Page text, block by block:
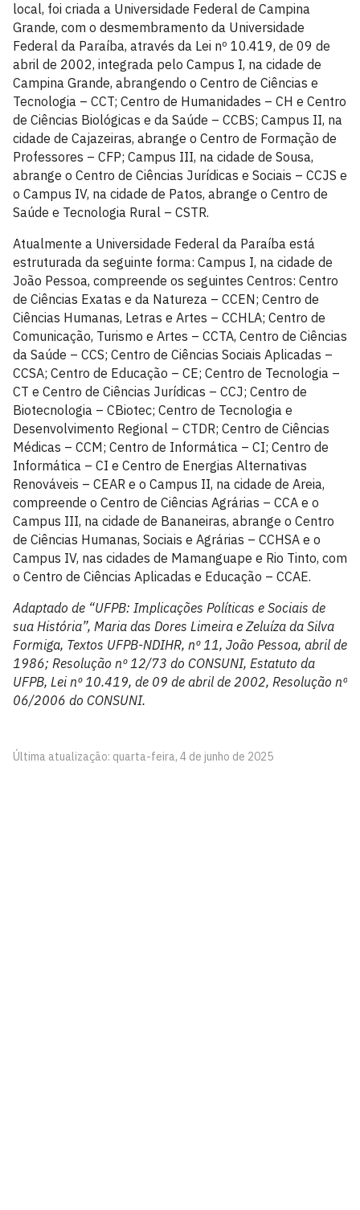
local, foi criada a Universidade Federal de Campina
Grande, com o desmembramento da Universidade
Federal da Paraíba, através da Lei nº 10.419, de 09 de
abril de 2002, integrada pelo Campus I, na cidade de
Campina Grande, abrangendo o Centro de Ciências e
Tecnologia – CCT; Centro de Humanidades – CH e Centro
de Ciências Biológicas e da Saúde – CCBS; Campus II, na
cidade de Cajazeiras, abrange o Centro de Formação de
Professores – CFP; Campus III, na cidade de Sousa,
abrange o Centro de Ciências Jurídicas e Sociais – CCJS e
o Campus IV, na cidade de Patos, abrange o Centro de
Saúde e Tecnologia Rural – CSTR.
Atualmente a Universidade Federal da Paraíba está
estruturada da seguinte forma: Campus I, na cidade de
João Pessoa, compreende os seguintes Centros: Centro
de Ciências Exatas e da Natureza – CCEN; Centro de
Ciências Humanas, Letras e Artes – CCHLA; Centro de
Comunicação, Turismo e Artes – CCTA, Centro de Ciências
da Saúde – CCS; Centro de Ciências Sociais Aplicadas –
CCSA; Centro de Educação – CE; Centro de Tecnologia –
CT e Centro de Ciências Jurídicas – CCJ; Centro de
Biotecnologia – CBiotec; Centro de Tecnologia e
Desenvolvimento Regional – CTDR; Centro de Ciências
Médicas – CCM; Centro de Informática – CI; Centro de
Informática – CI e Centro de Energias Alternativas
Renováveis – CEAR e o Campus II, na cidade de Areia,
compreende o Centro de Ciências Agrárias – CCA e o
Campus III, na cidade de Bananeiras, abrange o Centro
de Ciências Humanas, Sociais e Agrárias – CCHSA e o
Campus IV, nas cidades de Mamanguape e Rio Tinto, com
o Centro de Ciências Aplicadas e Educação – CCAE.
Adaptado de “UFPB: Implicações Políticas e Sociais de
sua História”, Maria das Dores Limeira e Zeluíza da Silva
Formiga, Textos UFPB-NDIHR, nº 11, João Pessoa, abril de
1986; Resolução nº 12/73 do CONSUNI, Estatuto da
UFPB, Lei nº 10.419, de 09 de abril de 2002, Resolução nº
06/2006 do CONSUNI.
Última atualização: quarta-feira, 4 de junho de 2025